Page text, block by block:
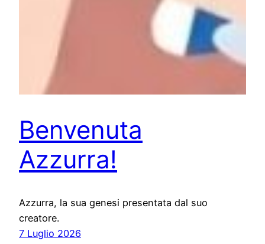
Benvenuta
Azzurra!
Azzurra, la sua genesi presentata dal suo
creatore.
7 Luglio 2026